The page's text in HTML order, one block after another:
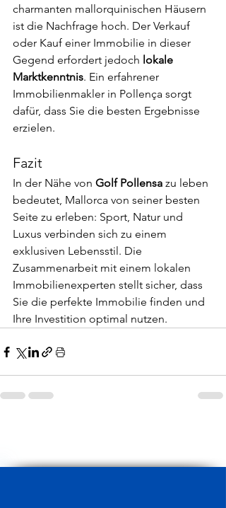
charmanten mallorquinischen Häusern
ist die Nachfrage hoch. Der Verkauf
oder Kauf einer Immobilie in dieser
Gegend erfordert jedoch lokale
Marktkenntnis. Ein erfahrener
Immobilienmakler in Pollença sorgt
dafür, dass Sie die besten Ergebnisse
erzielen.
Fazit
In der Nähe von Golf Pollensa zu leben
bedeutet, Mallorca von seiner besten
Seite zu erleben: Sport, Natur und
Luxus verbinden sich zu einem
exklusiven Lebensstil. Die
Zusammenarbeit mit einem lokalen
Immobilienexperten stellt sicher, dass
Sie die perfekte Immobilie finden und
Ihre Investition optimal nutzen.